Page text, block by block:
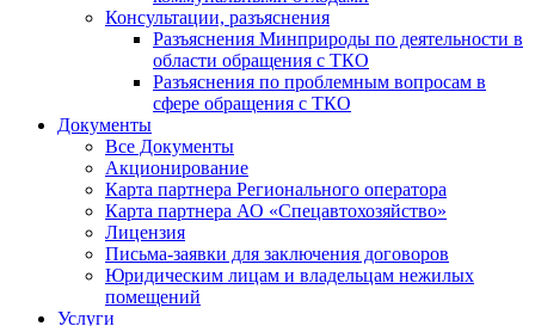
Консультации, разъяснения
Разъяснения Минприроды по деятельности в
области обращения с ТКО
Разъяснения по проблемным вопросам в
сфере обращения с ТКО
Документы
Все Документы
Акционирование
Карта партнера Регионального оператора
Карта партнера АО «Спецавтохозяйство»
Лицензия
Письма-заявки для заключения договоров
Юридическим лицам и владельцам нежилых
помещений
Услуги